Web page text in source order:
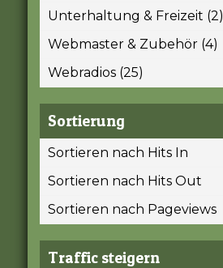
Unterhaltung & Freizeit (2)
Webmaster & Zubehör (4)
Webradios (25)
Sortierung
Sortieren nach Hits In
Sortieren nach Hits Out
Sortieren nach Pageviews
Traffic steigern